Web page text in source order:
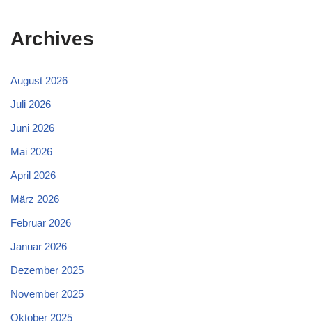
Archives
August 2026
Juli 2026
Juni 2026
Mai 2026
April 2026
März 2026
Februar 2026
Januar 2026
Dezember 2025
November 2025
Oktober 2025